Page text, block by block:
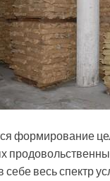
формирование
весь спектр